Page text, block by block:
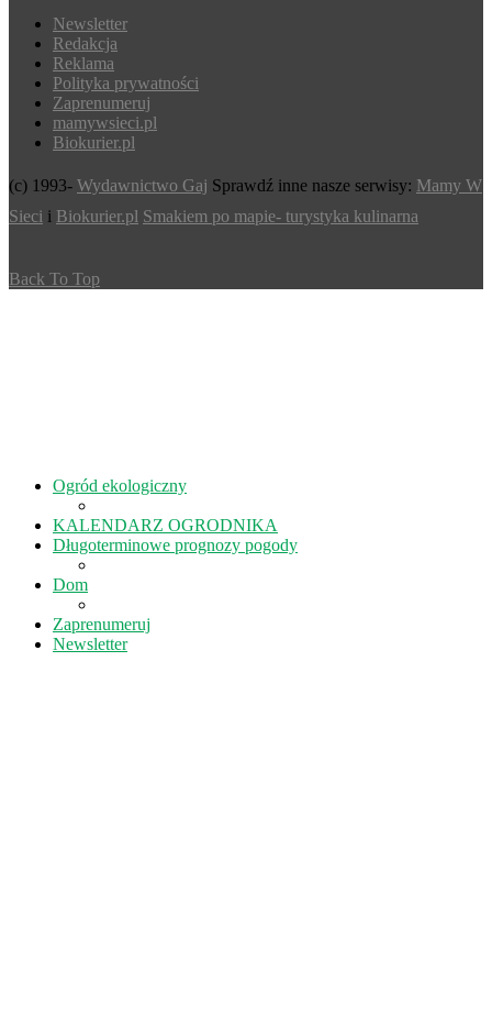
Newsletter
Redakcja
Reklama
Polityka prywatności
Zaprenumeruj
mamywsieci.pl
Biokurier.pl
(c) 1993- Wydawnictwo Gaj Sprawdź inne nasze serwisy: Mamy W
Sieci i Biokurier.pl Smakiem po mapie- turystyka kulinarna
Back To Top
Ogród ekologiczny
KALENDARZ OGRODNIKA
Długoterminowe prognozy pogody
Dom
Zaprenumeruj
Newsletter